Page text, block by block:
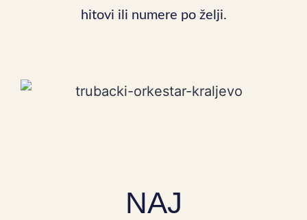
hitovi ili numere po želji.
NAJ